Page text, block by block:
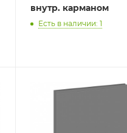
внутр. карманом
Есть в наличии: 1